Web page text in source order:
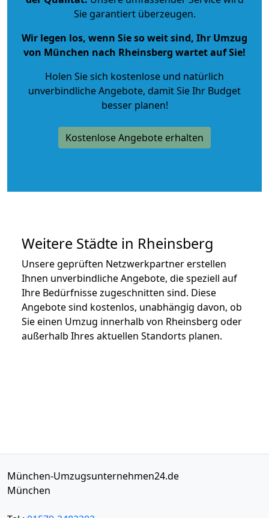
Sie garantiert überzeugen.
Wir legen los, wenn Sie so weit sind, Ihr Umzug
von München nach Rheinsberg wartet auf Sie!
Holen Sie sich kostenlose und natürlich
unverbindliche Angebote, damit Sie Ihr Budget
besser planen!
Kostenlose Angebote erhalten
Weitere Städte in Rheinsberg
Unsere geprüften Netzwerkpartner erstellen
Ihnen unverbindliche Angebote, die speziell auf
Ihre Bedürfnisse zugeschnitten sind. Diese
Angebote sind kostenlos, unabhängig davon, ob
Sie einen Umzug innerhalb von Rheinsberg oder
außerhalb Ihres aktuellen Standorts planen.
München-Umzugsunternehmen24.de
München